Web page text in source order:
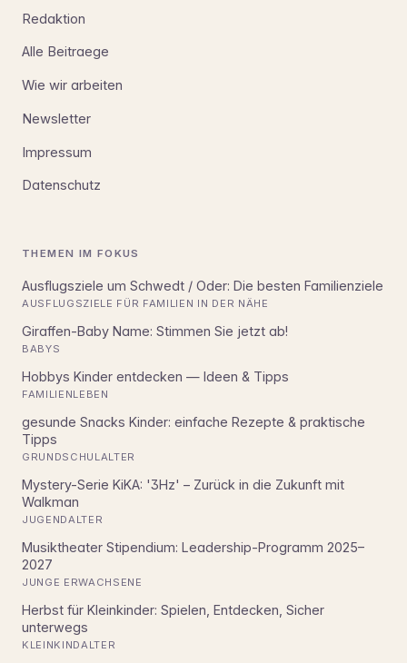
Redaktion
Alle Beitraege
Wie wir arbeiten
Newsletter
Impressum
Datenschutz
THEMEN IM FOKUS
Ausflugsziele um Schwedt / Oder: Die besten Familienziele
AUSFLUGSZIELE FÜR FAMILIEN IN DER NÄHE
Giraffen-Baby Name: Stimmen Sie jetzt ab!
BABYS
Hobbys Kinder entdecken — Ideen & Tipps
FAMILIENLEBEN
gesunde Snacks Kinder: einfache Rezepte & praktische
Tipps
GRUNDSCHULALTER
Mystery-Serie KiKA: '3Hz' – Zurück in die Zukunft mit
Walkman
JUGENDALTER
Musiktheater Stipendium: Leadership-Programm 2025–
2027
JUNGE ERWACHSENE
Herbst für Kleinkinder: Spielen, Entdecken, Sicher
unterwegs
KLEINKINDALTER